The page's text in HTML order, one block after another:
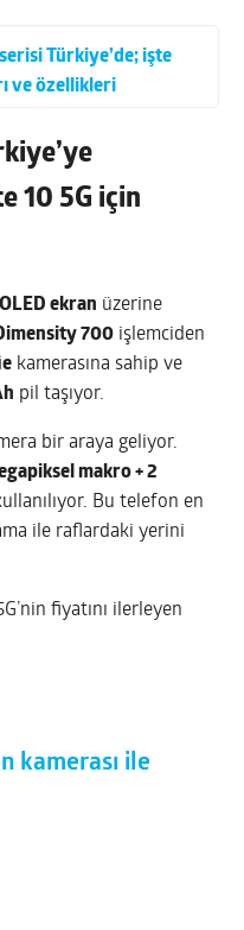
Türkiye’de; işte
ve özellikleri
10 5G için
ekran üzerine
700 işlemciden
kamerasına sahip ve
pil taşıyor.
bir araya geliyor.
makro + 2
Bu telefon en
ile raflardaki yerini
fiyatını ilerleyen
kamerası ile